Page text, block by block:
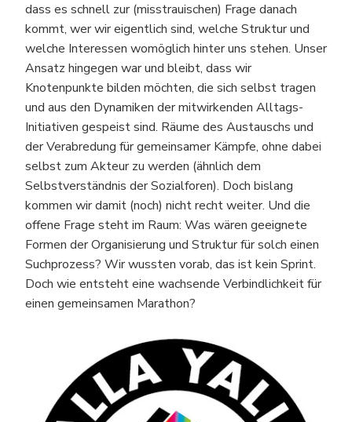
dass es schnell zur (misstrauischen) Frage danach
kommt, wer wir eigentlich sind, welche Struktur und
welche Interessen womöglich hinter uns stehen. Unser
Ansatz hingegen war und bleibt, dass wir
Knotenpunkte bilden möchten, die sich selbst tragen
und aus den Dynamiken der mitwirkenden Alltags-
Initiativen gespeist sind. Räume des Austauschs und
der Verabredung für gemeinsamer Kämpfe, ohne dabei
selbst zum Akteur zu werden (ähnlich dem
Selbstverständnis der Sozialforen). Doch bislang
kommen wir damit (noch) nicht recht weiter. Und die
offene Frage steht im Raum: Was wären geeignete
Formen der Organisierung und Struktur für solch einen
Suchprozess? Wir wussten vorab, das ist kein Sprint.
Doch wie entsteht eine wachsende Verbindlichkeit für
einen gemeinsamen Marathon?